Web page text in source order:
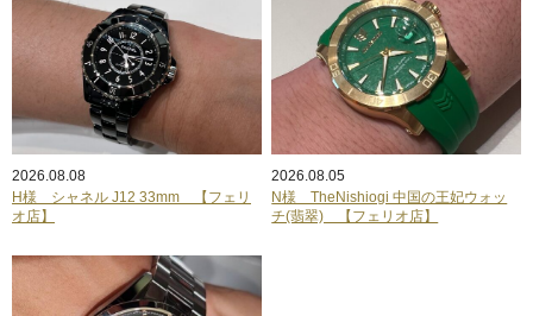
2026.08.08
H様 シャネル J12 33mm 【フェリ
オ店】
2026.08.05
N様 TheNishiogi 中国の王妃ウォッ
チ(翡翠) 【フェリオ店】